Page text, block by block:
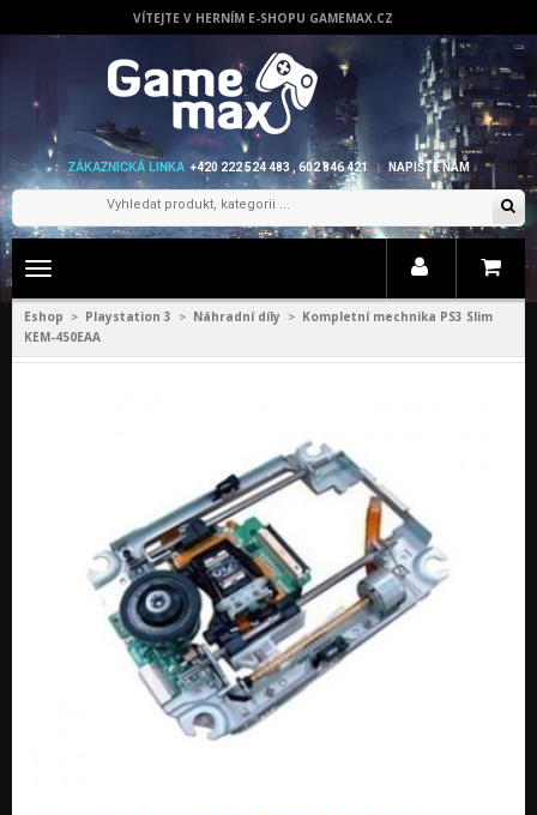
VÍTEJTE V HERNÍM E-SHOPU GAMEMAX.CZ
ZÁKAZNICKÁ LINKA +420 222 524 483 , 602 846 421 NAPIŠTE NÁM
Zobrazit
Eshop > Playstation 3 > Náhradní díly > Kompletní mechnika PS3 Slim
KEM-450EAA